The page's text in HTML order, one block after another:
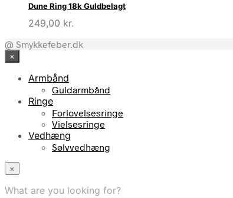
Dune Ring 18k Guldbelagt
249,00 kr.
@ Smykkefeber.dk
×
Armbånd
Guldarmbånd
Ringe
Forlovelsesringe
Vielsesringe
Vedhæng
Sølvvedhæng
×
What are you looking for?